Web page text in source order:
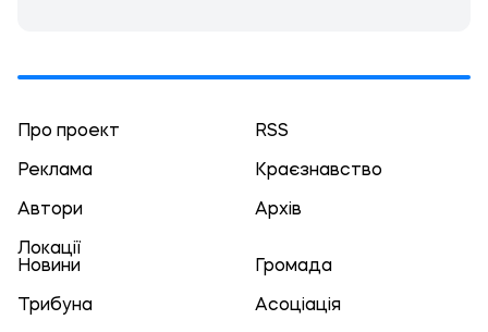
Про проект RSS
Реклама Краєзнавство
Автори Архів
Локації
Новини
Громада
Трибуна Асоціація